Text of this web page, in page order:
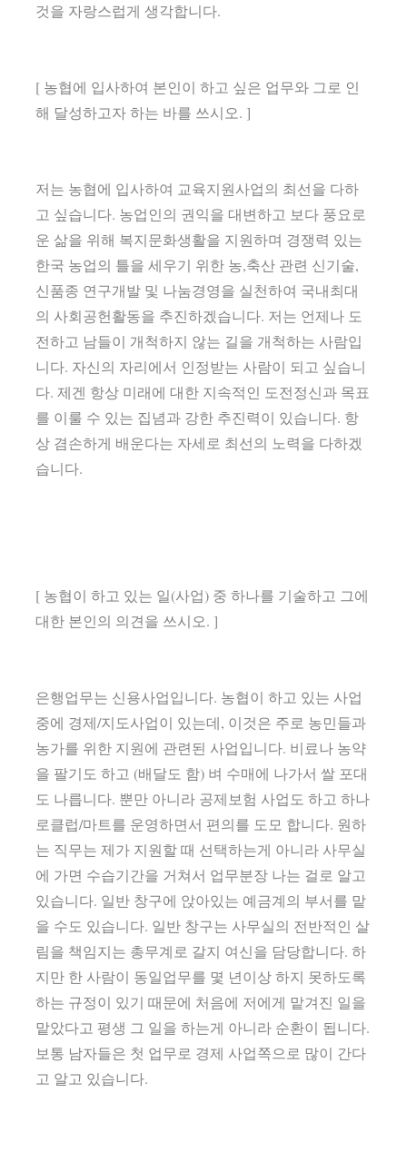
것을 자랑스럽게 생각합니다.
[ 농협에 입사하여 본인이 하고 싶은 업무와 그로 인
해 달성하고자 하는 바를 쓰시오. ]
저는 농협에 입사하여 교육지원사업의 최선을 다하
고 싶습니다. 농업인의 권익을 대변하고 보다 풍요로
운 삶을 위해 복지문화생활을 지원하며 경쟁력 있는
한국 농업의 틀을 세우기 위한 농,축산 관련 신기술,
신품종 연구개발 및 나눔경영을 실천하여 국내최대
의 사회공헌활동을 추진하겠습니다. 저는 언제나 도
전하고 남들이 개척하지 않는 길을 개척하는 사람입
니다. 자신의 자리에서 인정받는 사람이 되고 싶습니
다. 제겐 항상 미래에 대한 지속적인 도전정신과 목표
를 이룰 수 있는 집념과 강한 추진력이 있습니다. 항
상 겸손하게 배운다는 자세로 최선의 노력을 다하겠
습니다.
[ 농협이 하고 있는 일(사업) 중 하나를 기술하고 그에
대한 본인의 의견을 쓰시오. ]
은행업무는 신용사업입니다. 농협이 하고 있는 사업
중에 경제/지도사업이 있는데, 이것은 주로 농민들과
농가를 위한 지원에 관련된 사업입니다. 비료나 농약
을 팔기도 하고 (배달도 함) 벼 수매에 나가서 쌀 포대
도 나릅니다. 뿐만 아니라 공제보험 사업도 하고 하나
로클럽/마트를 운영하면서 편의를 도모 합니다. 원하
는 직무는 제가 지원할 때 선택하는게 아니라 사무실
에 가면 수습기간을 거쳐서 업무분장 나는 걸로 알고
있습니다. 일반 창구에 앉아있는 예금계의 부서를 맡
을 수도 있습니다. 일반 창구는 사무실의 전반적인 살
림을 책임지는 총무계로 갈지 여신을 담당합니다. 하
지만 한 사람이 동일업무를 몇 년이상 하지 못하도록
하는 규정이 있기 때문에 처음에 저에게 맡겨진 일을
맡았다고 평생 그 일을 하는게 아니라 순환이 됩니다.
보통 남자들은 첫 업무로 경제 사업쪽으로 많이 간다
고 알고 있습니다.